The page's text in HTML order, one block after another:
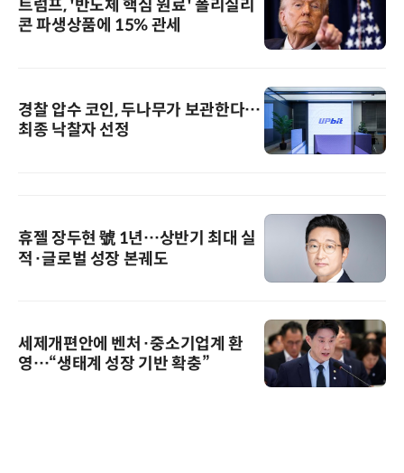
트럼프, '반도체 핵심 원료' 폴리실리
콘 파생상품에 15% 관세
경찰 압수 코인, 두나무가 보관한다…
최종 낙찰자 선정
휴젤 장두현 號 1년…상반기 최대 실
적·글로벌 성장 본궤도
세제개편안에 벤처·중소기업계 환
영…“생태계 성장 기반 확충”